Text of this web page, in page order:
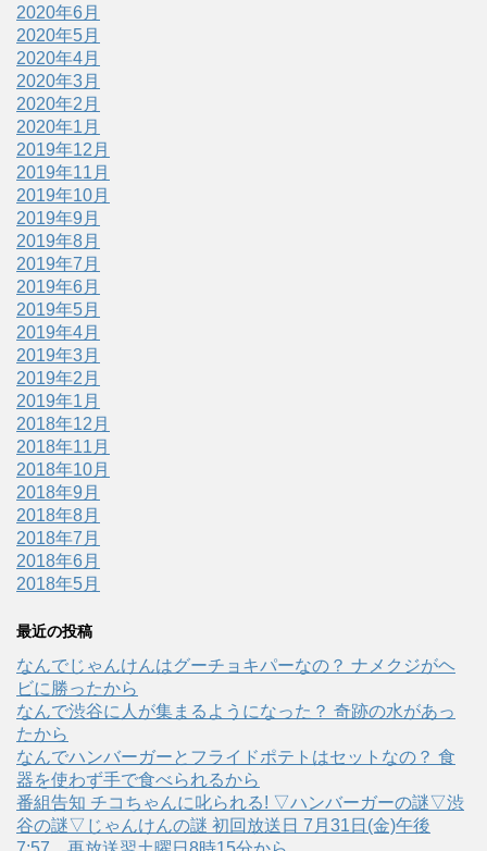
2020年6月
2020年5月
2020年4月
2020年3月
2020年2月
2020年1月
2019年12月
2019年11月
2019年10月
2019年9月
2019年8月
2019年7月
2019年6月
2019年5月
2019年4月
2019年3月
2019年2月
2019年1月
2018年12月
2018年11月
2018年10月
2018年9月
2018年8月
2018年7月
2018年6月
2018年5月
最近の投稿
なんでじゃんけんはグーチョキパーなの？ ナメクジがヘ
ビに勝ったから
なんで渋谷に人が集まるようになった？ 奇跡の水があっ
たから
なんでハンバーガーとフライドポテトはセットなの？ 食
器を使わず手で食べられるから
番組告知 チコちゃんに叱られる! ▽ハンバーガーの謎▽渋
谷の謎▽じゃんけんの謎 初回放送日 7月31日(金)午後